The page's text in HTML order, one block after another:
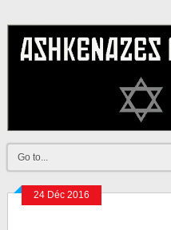
24 Déc 2016